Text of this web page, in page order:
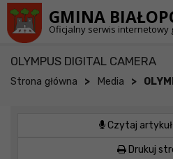
GMINA
Oficjalny serwis internetowy
OLYMPUS DIGITAL CAMERA
Strona główna > Media >
Czytaj
Drukuj